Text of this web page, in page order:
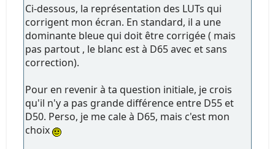
Ci-dessous, la représentation des LUTs qui
corrigent mon écran. En standard, il a une
dominante bleue qui doit être corrigée ( mais
pas partout , le blanc est à D65 avec et sans
correction).
Pour en revenir à ta question initiale, je crois
qu'il n'y a pas grande différence entre D55 et
D50. Perso, je me cale à D65, mais c'est mon
choix